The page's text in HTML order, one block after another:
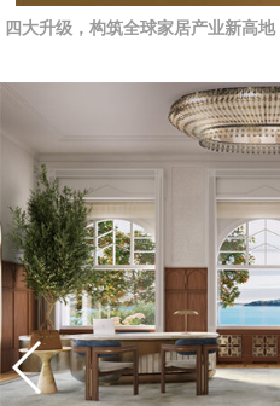
四大升级，构筑全球家居产业新高地 |